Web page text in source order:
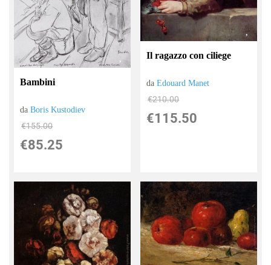
Bambini
daBoris Kustodiev
€155.00
€85.25
Il ragazzo con ciliege
daEdouard Manet
€210.00
€115.50